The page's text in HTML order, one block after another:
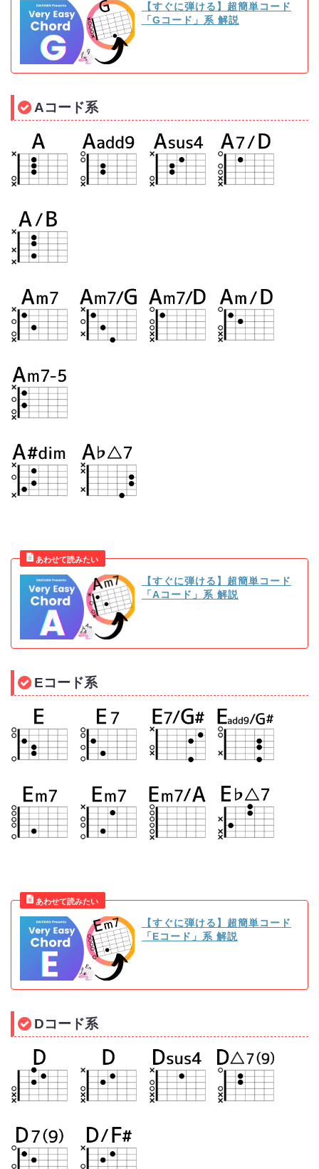
【すぐに弾ける】超簡単コード
「Gコード」系 解説
Aコード系
【すぐに弾ける】超簡単コード
「Aコード」系 解説
Eコード系
【すぐに弾ける】超簡単コード
「Eコード」系 解説
Dコード系